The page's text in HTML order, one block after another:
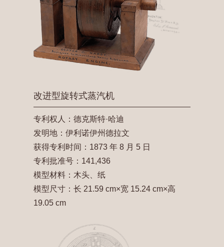
改进型旋转式蒸汽机
专利权人：德克斯特·哈迪
发明地：伊利诺伊州德拉文
获得专利时间：1873 年 8 月 5 日
专利批准号：141,436
模型材料：木头、纸
模型尺寸：长 21.59 cm×宽 15.24 cm×高
19.05 cm